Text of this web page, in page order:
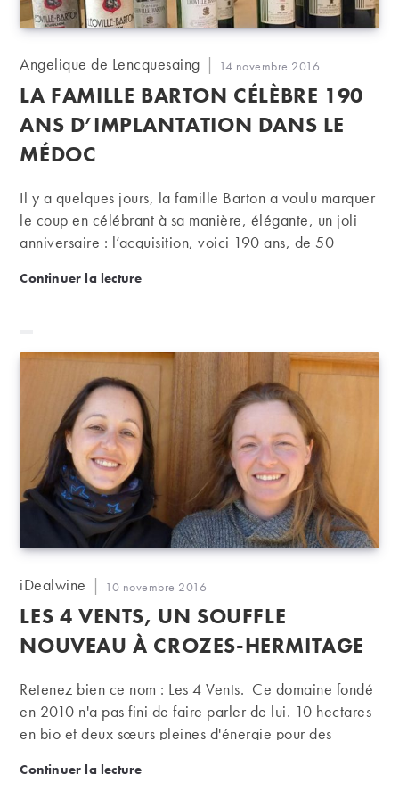
Auteur/autrice
la
publication :
Angelique de Lencquesaing
Publication
publiée :
14 novembre 2016
LA FAMILLE BARTON CÉLÈBRE 190
ANS D’IMPLANTATION DANS LE
MÉDOC
Il y a quelques jours, la famille Barton a voulu marquer
le coup en célébrant à sa manière, élégante, un joli
anniversaire : l’acquisition, voici 190 ans, de 50
lors le vignoble de Léoville Barton.
Continuer la lectureLa famille Barton célèbre 190 ans d’implantation
Auteur/autrice
la
publication :
iDealwine
Publication
publiée :
10 novembre 2016
LES 4 VENTS, UN SOUFFLE
NOUVEAU À CROZES-HERMITAGE
Retenez bien ce nom : Les 4 Vents. Ce domaine fondé
en 2010 n'a pas fini de faire parler de lui. 10 hectares
en bio et deux sœurs pleines d'énergie pour des
domaine familial et bio de la vallée du Rhône. Lucie
Continuer la lectureLes 4 Vents, un souffle nouveau à Crozes-